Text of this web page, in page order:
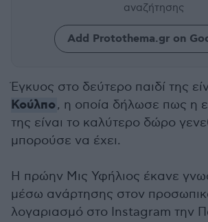
αναζήτησης
Add Protothema.gr on
Έγκυος στο δεύτερο παιδί της
Κούλπο, η οποία δήλωσε πως η
της είναι το καλύτερο δώρο
μπορούσε να έχει.
Η πρώην Μις Υφήλιος έκανε
μέσω ανάρτησης στον
λογαριασμό στο Instagram την